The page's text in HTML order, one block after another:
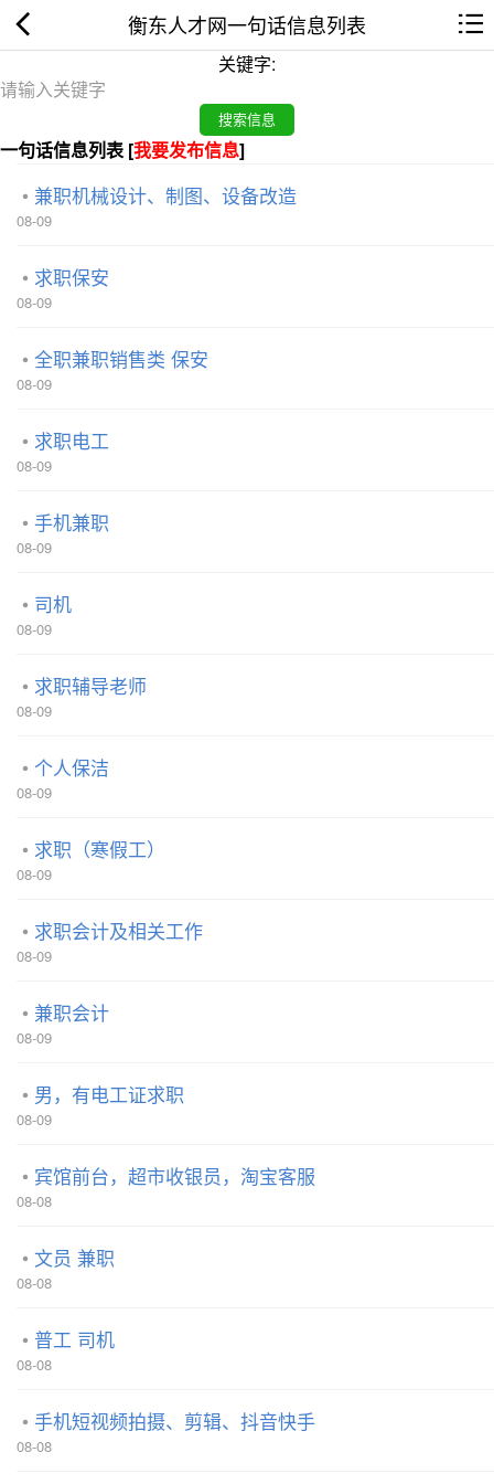
衡东人才网一句话信息列表
关键字:
一句话信息列表 [我要发布信息]
兼职机械设计、制图、设备改造
08-09
求职保安
08-09
全职兼职销售类 保安
08-09
求职电工
08-09
手机兼职
08-09
司机
08-09
求职辅导老师
08-09
个人保洁
08-09
求职（寒假工）
08-09
求职会计及相关工作
08-09
兼职会计
08-09
男，有电工证求职
08-09
宾馆前台，超市收银员，淘宝客服
08-08
文员 兼职
08-08
普工 司机
08-08
手机短视频拍摄、剪辑、抖音快手
08-08